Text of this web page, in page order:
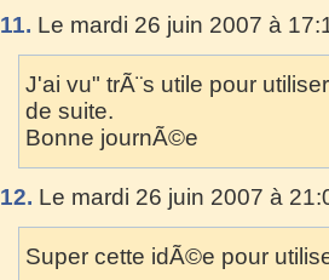
11. Le mardi 26 juin 2007 à
J'ai vu" trÃ¨s utile pour
de suite.
Bonne journÃ©e
12. Le mardi 26 juin 2007 à
Super cette idÃ©e pour